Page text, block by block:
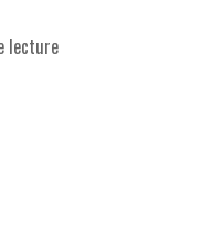
lecture